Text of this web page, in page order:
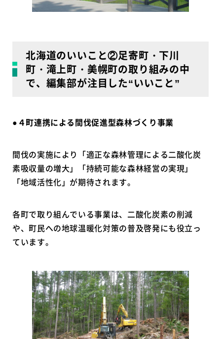
北海道のいいこと②足寄町・下川
町・滝上町・美幌町の取り組みの中
で、編集部が注目した“いいこと”
●４町連携による間伐促進型森林づくり事業
間伐の実施により「適正な森林管理による二酸化炭
素吸収量の増大」「持続可能な森林経営の実現」
「地域活性化」が期待されます。
各町で取り組んでいる事業は、二酸化炭素の削減
や、町民への地球温暖化対策の普及啓発にも役立っ
ています。